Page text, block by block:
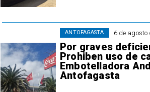
6 de agosto
Por graves
Prohiben uso de
Embotelladora
Antofagasta
ANTOFAGASTA